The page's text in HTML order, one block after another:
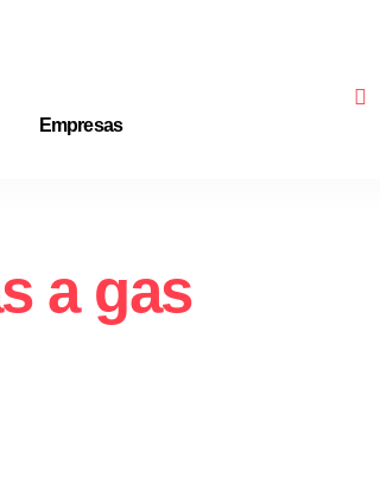
Empresas
a gas